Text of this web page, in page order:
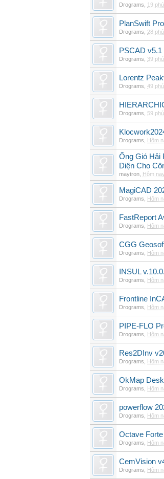
Drograms 19
PlanSwift
Drograms 28
PSCAD v5.1
Drograms 39
Lorentz
Drograms 49
Drograms 59
Drograms Hôm
Ống Gió Hải
Diện Cho
maytron Hôm
MagiCAD
Drograms Hôm
FastReport
Drograms Hôm
CGG
Drograms Hôm
INSUL
Drograms Hôm
Frontline
Drograms Hôm
PIPE-FLO
Drograms Hôm
Res2DInv
Drograms Hôm
OkMap
Drograms Hôm
powerflow
Drograms Hôm
Octave
Drograms Hôm
CemVision
Drograms Hôm